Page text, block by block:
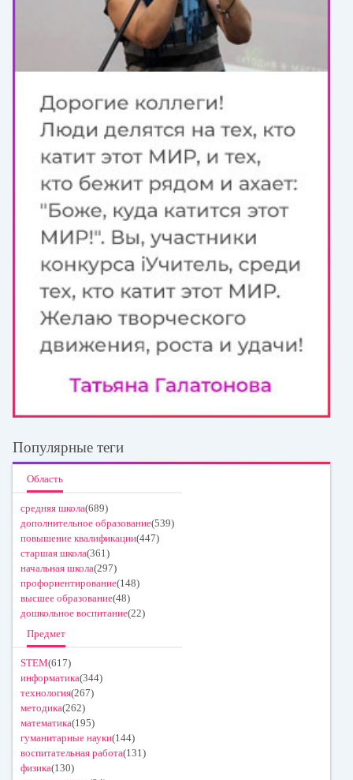
Популярные теги
Область
средняя школа(689)
дополнительное образование(539)
повышение квалификации(447)
старшая школа(361)
начальная школа(297)
профориентирование(148)
высшее образование(48)
дошкольное воспитание(22)
Предмет
STEM(617)
информатика(344)
технология(267)
методика(262)
математика(195)
гуманитарные науки(144)
воспитательная работа(131)
физика(130)